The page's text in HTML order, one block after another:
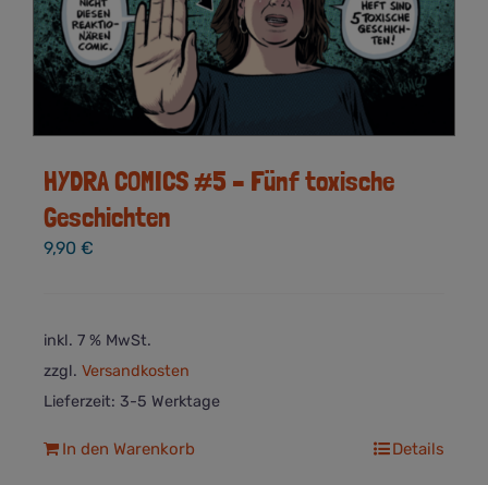
HYDRA COMICS #5 – Fünf toxische
Geschichten
9,90 €
inkl. 7 % MwSt.
zzgl. Versandkosten
Lieferzeit: 3-5 Werktage
In den Warenkorb Details